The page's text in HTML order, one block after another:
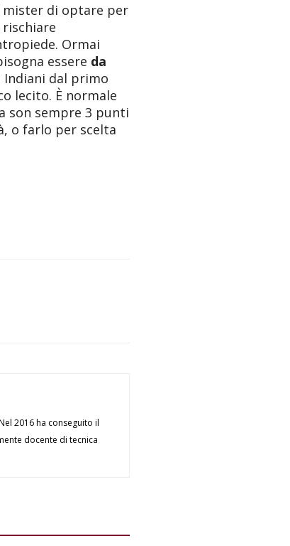
mister di optare per
Ormai
essere da
Indiani dal primo
lecito. È normale
son sempre 3 punti
o farlo per scelta
2016 ha conseguito il
docente di tecnica